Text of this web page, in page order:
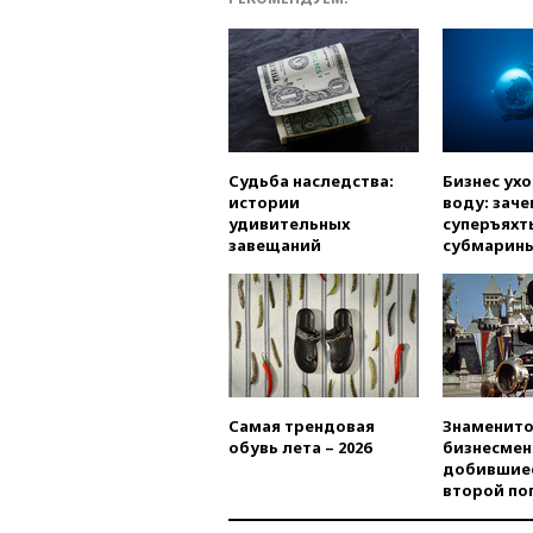
Судьба наследства:
истории
удивительных
завещаний
Бизнес
воду:
Самая трендовая
обувь лета – 2026
второй